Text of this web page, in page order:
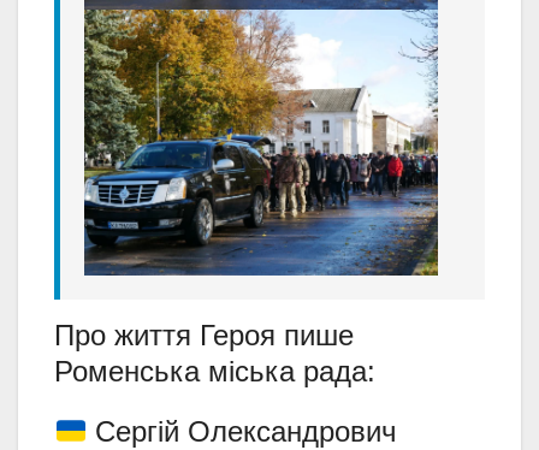
Про життя Героя пише
Роменська міська рада:
Сергій Олександрович